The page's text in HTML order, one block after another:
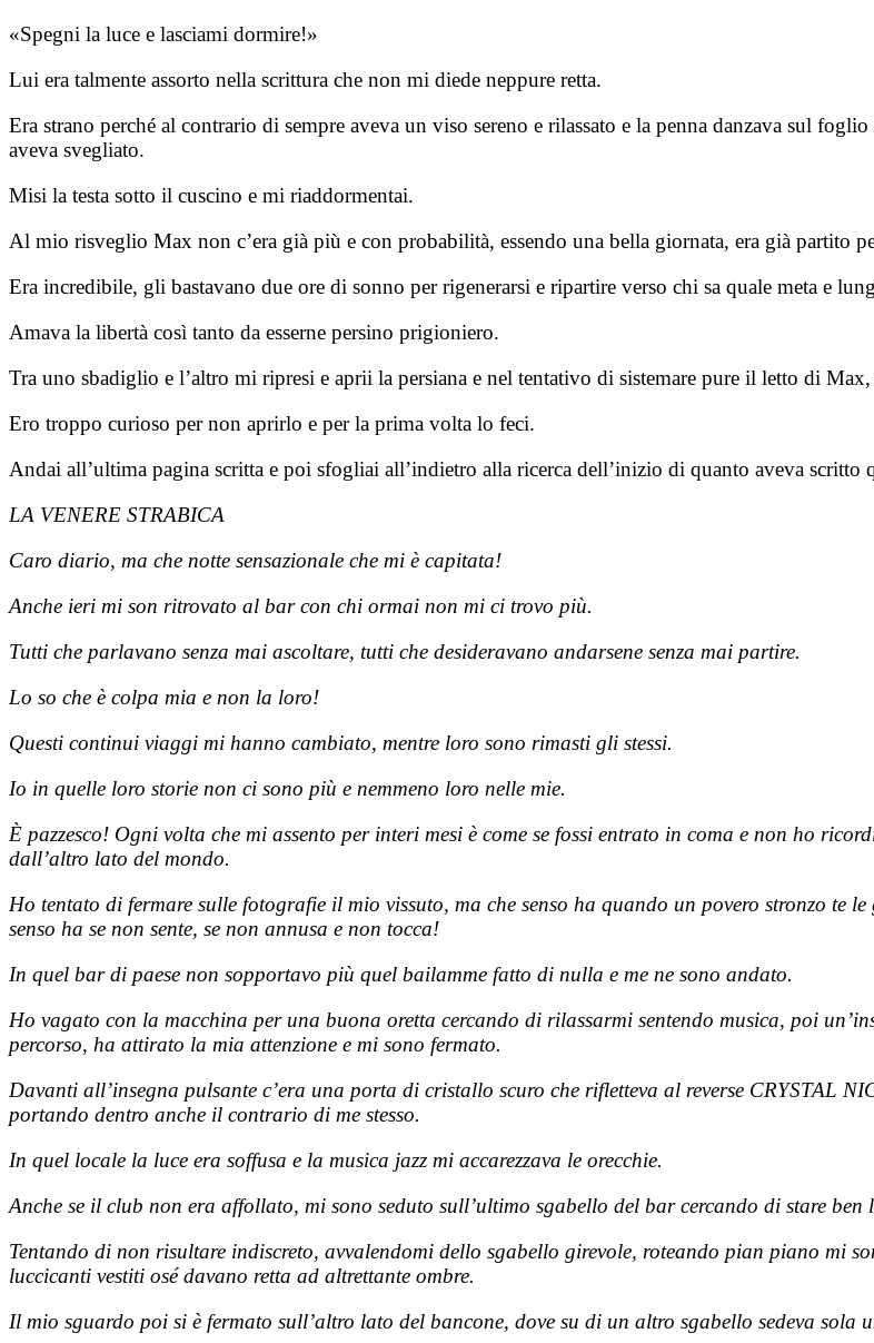
«Spegni la luce e lasciami dormire!»
Lui era talmente assorto nella scrittura che non mi diede neppure retta.
Era strano perché al contrario di sempre aveva un viso sereno e rilassato e la penna danzava sul
aveva svegliato.
Misi la testa sotto il cuscino e mi riaddormentai.
Al mio risveglio Max non c’era già più e con probabilità, essendo una bella giornata, era già partito
Era incredibile, gli bastavano due ore di sonno per rigenerarsi e ripartire verso chi sa quale meta e
Amava la libertà così tanto da esserne persino prigioniero.
Tra uno sbadiglio e l’altro mi ripresi e aprii la persiana e nel tentativo di sistemare pure il letto di
Ero troppo curioso per non aprirlo e per la prima volta lo feci.
Andai all’ultima pagina scritta e poi sfogliai all’indietro alla ricerca dell’inizio di quanto aveva
LA VENERE STRABICA
Caro diario, ma che notte sensazionale che mi è capitata!
Anche ieri mi son ritrovato al bar con chi ormai non mi ci trovo più.
Tutti che parlavano senza mai ascoltare, tutti che desideravano andarsene senza mai partire.
Lo so che è colpa mia e non la loro!
Questi continui viaggi mi hanno cambiato, mentre loro sono rimasti gli stessi.
Io in quelle loro storie non ci sono più e nemmeno loro nelle mie.
È pazzesco! Ogni volta che mi assento per interi mesi è come se fossi entrato in coma e non ho
dall’altro lato del mondo.
Ho tentato di fermare sulle fotografie il mio vissuto, ma che senso ha quando un povero stronzo te
senso ha se non sente, se non annusa e non tocca!
In quel bar di paese non sopportavo più quel bailamme fatto di nulla e me ne sono andato.
Ho vagato con la macchina per una buona oretta cercando di rilassarmi sentendo musica, poi
percorso, ha attirato la mia attenzione e mi sono fermato.
Davanti all’insegna pulsante c’era una porta di cristallo scuro che rifletteva al reverse CRYSTAL
portando dentro anche il contrario di me stesso.
In quel locale la luce era soffusa e la musica jazz mi accarezzava le orecchie.
Anche se il club non era affollato, mi sono seduto sull’ultimo sgabello del bar cercando di stare
Tentando di non risultare indiscreto, avvalendomi dello sgabello girevole, roteando pian piano mi
luccicanti vestiti osé davano retta ad altrettante ombre.
Il mio sguardo poi si è fermato sull’altro lato del bancone, dove su di un altro sgabello sedeva sola